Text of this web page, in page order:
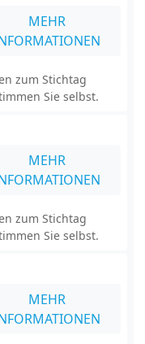
MEHR
zum Stichtag
Sie selbst.
MEHR
zum Stichtag
Sie selbst.
MEHR